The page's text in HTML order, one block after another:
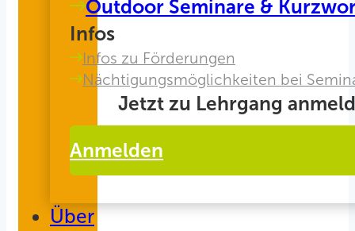
Outdoor Seminare &
Infos
Infos zu Förderungen
Nächtigungsmöglichkeiten bei
Jetzt zu Lehrgang
Anmelden
Über